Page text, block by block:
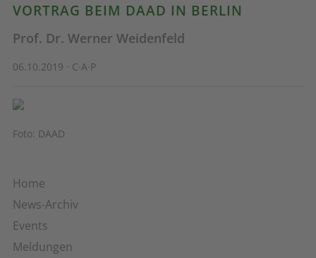
Home
News-Archiv
Events
Meldungen
VORTRAG BEIM DAAD IN BERLIN
Prof. Dr. Werner Weidenfeld
06.10.2019 · C·A·P
Foto: DAAD